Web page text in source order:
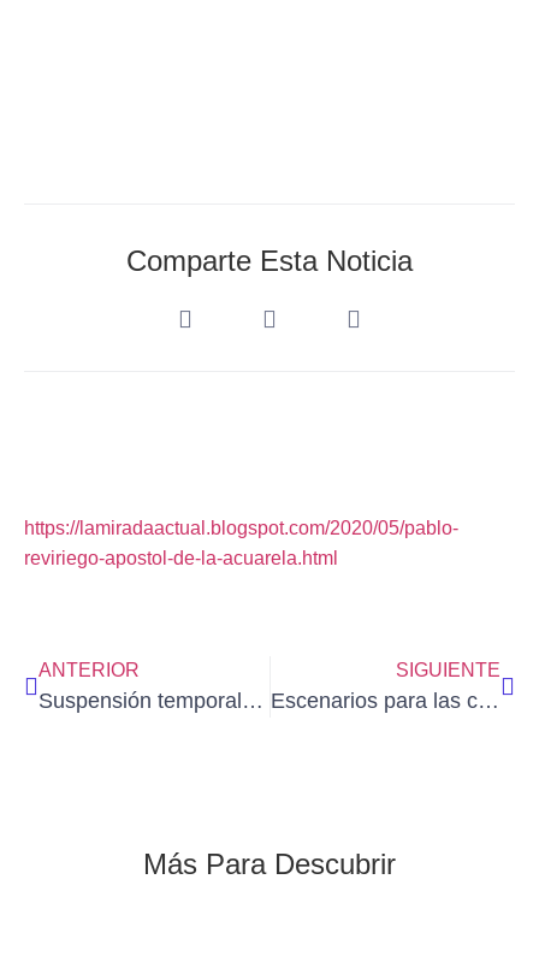
Comparte Esta Noticia
https://lamiradaactual.blogspot.com/2020/05/pablo-
reviriego-apostol-de-la-acuarela.html
ANTERIOR
Suspensión temporal de los actos presenciales en AEDA
SIGUIENTE
Escenarios para las clases del próximo cuatrimestre
Más Para Descubrir